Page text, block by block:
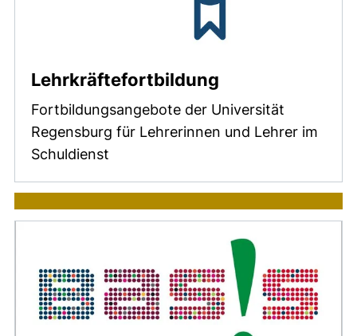
Lehrkräftefortbildung
Fortbildungsangebote der Universität
Regensburg für Lehrerinnen und Lehrer im
Schuldienst